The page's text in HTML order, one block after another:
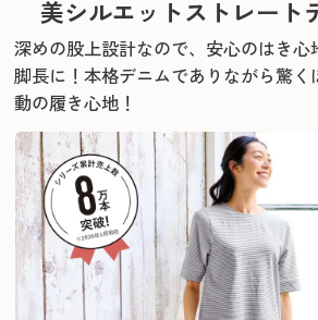
美シルエットストレート
深めの股上設計なので、安心のはき
脚長に！本格デニムでありながら驚く
動の履き心地！